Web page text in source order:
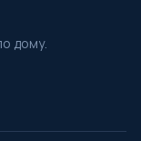
дому.